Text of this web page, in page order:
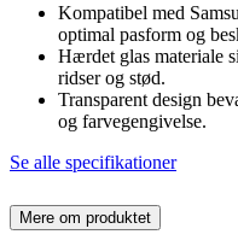
Kompatibel med
optimal pasform og
Hærdet glas materiale
ridser og stød.
Transparent design
og farvegengivelse.
Se alle specifikationer
Mere om produktet